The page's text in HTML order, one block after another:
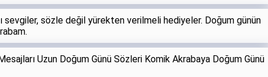
sevgiler, sözle değil yürekten verilmeli hediyeler. Doğum günün
Uzun Doğum Günü Sözleri Komik Akrabaya Doğum Günü